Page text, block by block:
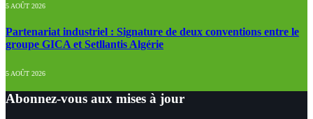
5 AOÛT 2026
Partenariat industriel : Signature de deux conventions entre le
groupe GICA et Setllantis Algérie
5 AOÛT 2026
Abonnez-vous aux mises à jour